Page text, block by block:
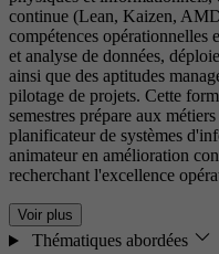
continue (Lean, Kaizen,
compétences opérationnelles
et analyse de données,
ainsi que des aptitudes
pilotage de projets. Cette
semestres prépare aux
planificateur de systèmes
animateur en amélioration
recherchant l'excellence
Voir plus
Thématiques abordées